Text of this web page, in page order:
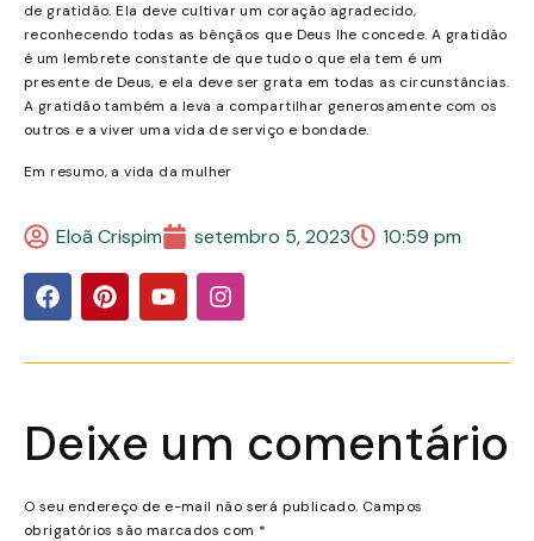
de gratidão. Ela deve cultivar um coração agradecido,
reconhecendo todas as bênçãos que Deus lhe concede. A gratidão
é um lembrete constante de que tudo o que ela tem é um
presente de Deus, e ela deve ser grata em todas as circunstâncias.
A gratidão também a leva a compartilhar generosamente com os
outros e a viver uma vida de serviço e bondade.
Em resumo, a vida da mulher
Eloã Crispim setembro 5, 2023 10:59 pm
Deixe um comentário
O seu endereço de e-mail não será publicado. Campos
obrigatórios são marcados com *